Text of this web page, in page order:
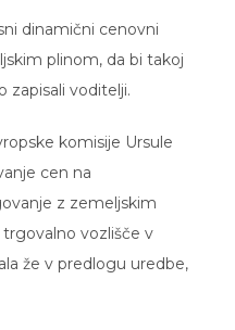
plinom, da bi takoj
zapisali voditelji.
cen na
z zemeljskim
vozlišče v
že v predlogu uredbe,